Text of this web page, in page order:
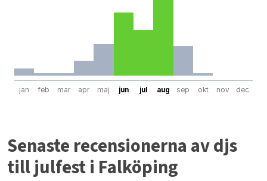
jan feb mar apr maj jun jul aug sep okt nov dec
Senaste recensionerna av djs
till julfest i Falköping